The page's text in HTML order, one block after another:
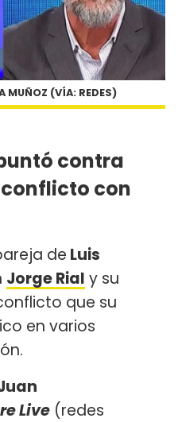
MUÑOZ (VÍA: REDES)
contra
conflicto con
de Luis
Jorge Rial y su
que su
en varios
Live (redes